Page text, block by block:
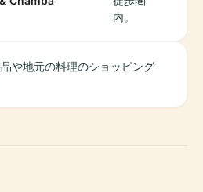
内。
や地元の料理のショッピング